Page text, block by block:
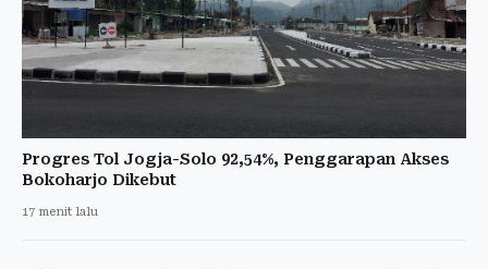
Progres Tol Jogja-Solo 92,54%, Penggarapan Akses
Bokoharjo Dikebut
17 menit lalu